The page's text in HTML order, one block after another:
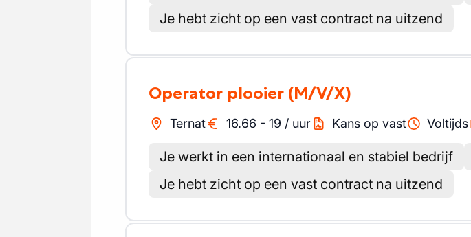
Je hebt zicht op een vast contract na uitzend
Operator plooier (M/V/X)
Ternat 16.66 - 19 / uur Kans op vast Voltijds
Je werkt in een internationaal en stabiel bedrijf
Je hebt zicht op een vast contract na uitzend